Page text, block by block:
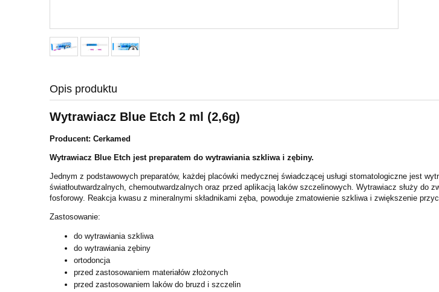
Opis produktu
Wytrawiacz Blue Etch 2 ml (2,6g)
Producent: Cerkamed
Wytrawiacz Blue Etch jest preparatem do wytrawiania szkliwa i zębiny.
Jednym z podstawowych preparatów, każdej placówki medycznej świadczącej usługi stomatologiczne jest
światłoutwardzalnych, chemoutwardzalnych oraz przed aplikacją laków szczelinowych. Wytrawiacz służy do
fosforowy. Reakcja kwasu z mineralnymi składnikami zęba, powoduje zmatowienie szkliwa i zwiększenie
Zastosowanie:
do wytrawiania szkliwa
do wytrawiania zębiny
ortodoncja
przed zastosowaniem materiałów złożonych
przed zastosowaniem laków do bruzd i szczelin